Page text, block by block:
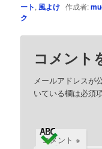
ート, 風よけ 作成者:
ク
コメント
メールアドレスが
いている欄は必須
コメント※